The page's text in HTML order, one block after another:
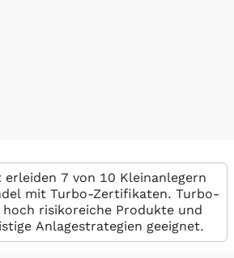
7 von 10 Kleinanlegern
mit Turbo-Zertifikaten. Turbo-
risikoreiche Produkte und
Anlagestrategien geeignet.